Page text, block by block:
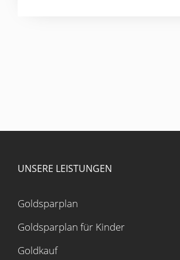
UNSERE LEISTUNGEN
Goldsparplan
Goldsparplan für Kinder
Goldkauf